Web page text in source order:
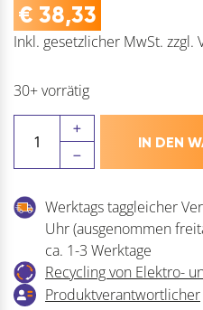
€ 38,33
Inkl. gesetzlicher MwSt. zzgl.
30+ vorrätig
Türfeststeller
1222
Hub
mm,
225
mm,
IN DEN
Werktags taggleicher
Uhr (ausgenommen
ca. 1-3 Werktage
Recycling von Elektro-
Produktverantwortlicher